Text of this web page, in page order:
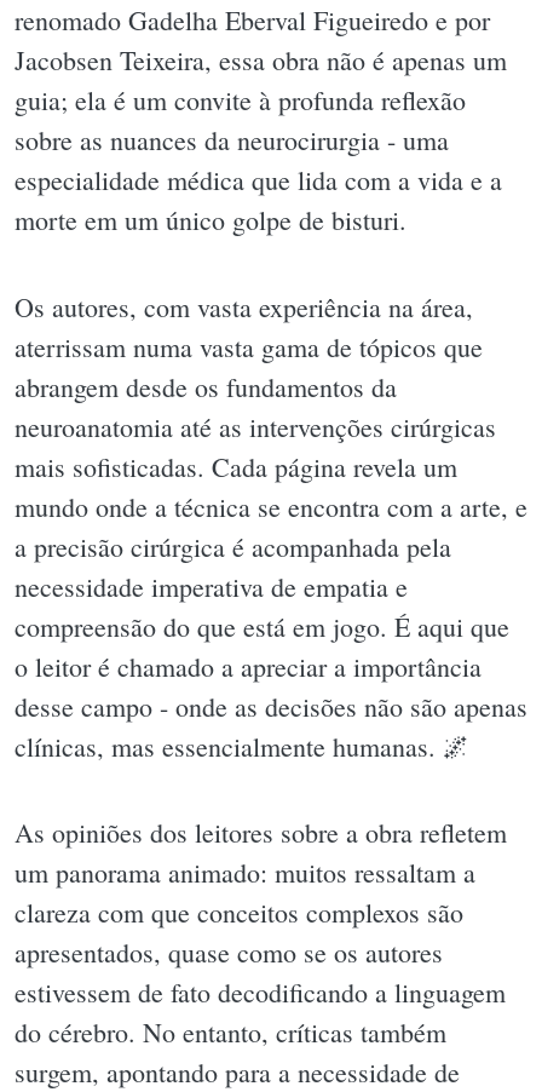
renomado Gadelha Eberval Figueiredo e por
Jacobsen Teixeira, essa obra não é apenas um
guia; ela é um convite à profunda reflexão
sobre as nuances da neurocirurgia - uma
especialidade médica que lida com a vida e a
morte em um único golpe de bisturi.
Os autores, com vasta experiência na área,
aterrissam numa vasta gama de tópicos que
abrangem desde os fundamentos da
neuroanatomia até as intervenções cirúrgicas
mais sofisticadas. Cada página revela um
mundo onde a técnica se encontra com a arte, e
a precisão cirúrgica é acompanhada pela
necessidade imperativa de empatia e
compreensão do que está em jogo. É aqui que
o leitor é chamado a apreciar a importância
desse campo - onde as decisões não são apenas
clínicas, mas essencialmente humanas. 🌌
As opiniões dos leitores sobre a obra refletem
um panorama animado: muitos ressaltam a
clareza com que conceitos complexos são
apresentados, quase como se os autores
estivessem de fato decodificando a linguagem
do cérebro. No entanto, críticas também
surgem, apontando para a necessidade de